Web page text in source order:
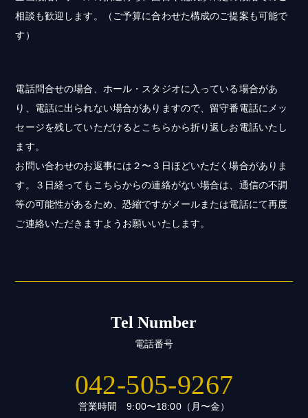
相談も歓迎します。（ご予算に合わせた構成のご提案も可能で
す）
電話問合せの場合、ホール・スタジオに入っている場合があ
り、電話に出られない場合がありますので、留守番電話にメッ
セージを残していただけるとこちらから折り返しお電話いたし
ます。
お問い合わせのお返事には２〜３日ほどいただく場合がありま
す。３日経ってもこちらからの連絡がない場合は、通信の不調
等の可能性があるため、恐縮ですがメールまたは電話にて再度
ご連絡いただきますようお願いいたします。
Tel Number
電話番号
042-505-9267
営業時間 9:00〜18:00（月〜金）